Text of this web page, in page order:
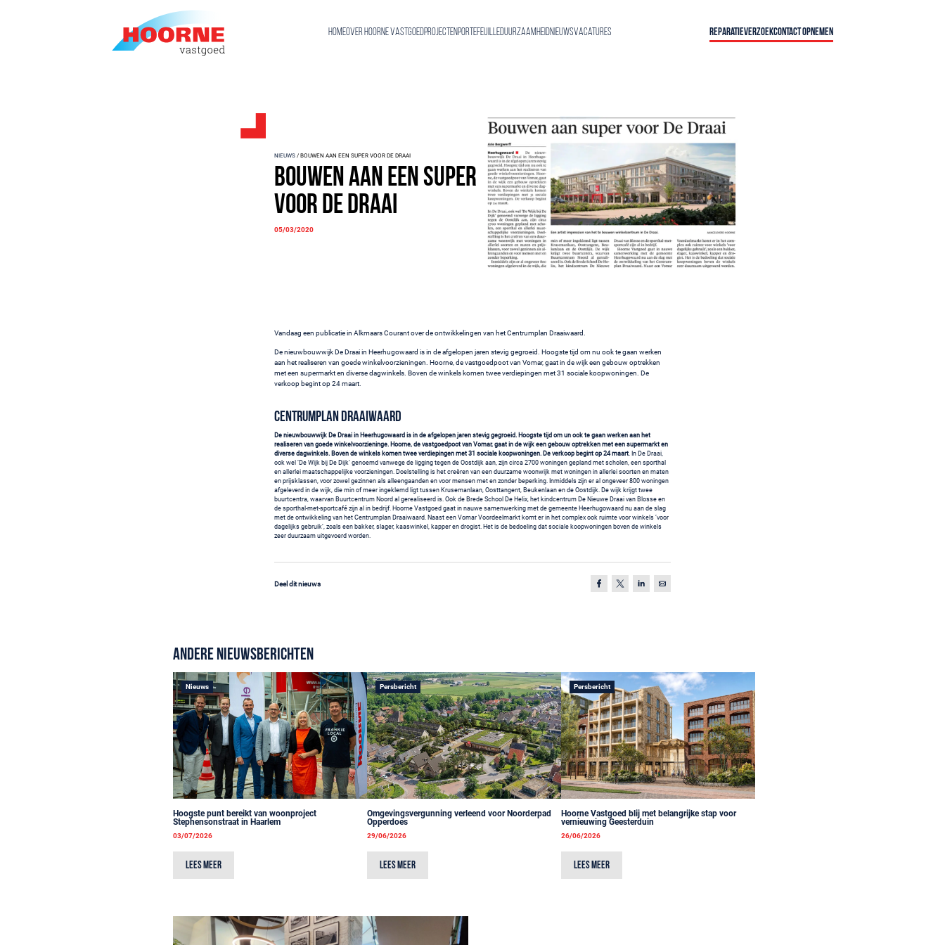
HomeOver Hoorne VastgoedProjectenPortefeuilleDuurzaamheidNieuwsVacatures ReparatieverzoekContact opnemen
NIEUWS / BOUWEN AAN EEN SUPER VOOR DE DRAAI
Bouwen aan een super
voor De Draai
05/03/2020
Vandaag een publicatie in Alkmaars Courant over de ontwikkelingen van het Centrumplan Draaiwaard.
De nieuwbouwwijk De Draai in Heerhugowaard is in de afgelopen jaren stevig gegroeid. Hoogste tijd om nu ook te gaan werken
aan het realiseren van goede winkelvoorzieningen. Hoorne, de vastgoedpoot van Vomar, gaat in de wijk een gebouw optrekken
met een supermarkt en diverse dagwinkels. Boven de winkels komen twee verdiepingen met 31 sociale koopwoningen. De
verkoop begint op 24 maart.
Centrumplan Draaiwaard
De nieuwbouwwijk De Draai in Heerhugowaard is in de afgelopen jaren stevig gegroeid. Hoogste tijd om un ook te gaan werken aan het
realiseren van goede winkelvoorzieninge. Hoorne, de vastgoedpoot van Vomar, gaat in de wijk een gebouw optrekken met een supermarkt en
diverse dagwinkels. Boven de winkels komen twee verdiepingen met 31 sociale koopwoningen. De verkoop begint op 24 maart. In De Draai,
ook wel ’De Wijk bij De Dijk’ genoemd vanwege de ligging tegen de Oostdijk aan, zijn circa 2700 woningen gepland met scholen, een sporthal
en allerlei maatschappelijke voorzieningen. Doelstelling is het creëren van een duurzame woonwijk met woningen in allerlei soorten en maten
en prijsklassen, voor zowel gezinnen als alleengaanden en voor mensen met en zonder beperking. Inmiddels zijn er al ongeveer 800 woningen
afgeleverd in de wijk, die min of meer ingeklemd ligt tussen Krusemanlaan, Oosttangent, Beukenlaan en de Oostdijk. De wijk krijgt twee
buurtcentra, waarvan Buurtcentrum Noord al gerealiseerd is. Ook de Brede School De Helix, het kindcentrum De Nieuwe Draai van Blosse en
de sporthal-met-sportcafé zijn al in bedrijf. Hoorne Vastgoed gaat in nauwe samenwerking met de gemeente Heerhugowaard nu aan de slag
met de ontwikkeling van het Centrumplan Draaiwaard. Naast een Vomar Voordeelmarkt komt er in het complex ook ruimte voor winkels ’voor
dagelijks gebruik’, zoals een bakker, slager, kaaswinkel, kapper en drogist. Het is de bedoeling dat sociale koopwoningen boven de winkels
zeer duurzaam uitgevoerd worden.
Deel dit nieuws
Andere nieuwsberichten
Nieuws
Hoogste punt bereikt van woonproject
Stephensonstraat in Haarlem
03/07/2026
Lees meer
Persbericht
Omgevingsvergunning verleend voor Noorderpad
Opperdoes
29/06/2026
Lees meer
Persbericht
Hoorne Vastgoed blij met belangrijke stap voor
vernieuwing Geesterduin
26/06/2026
Lees meer